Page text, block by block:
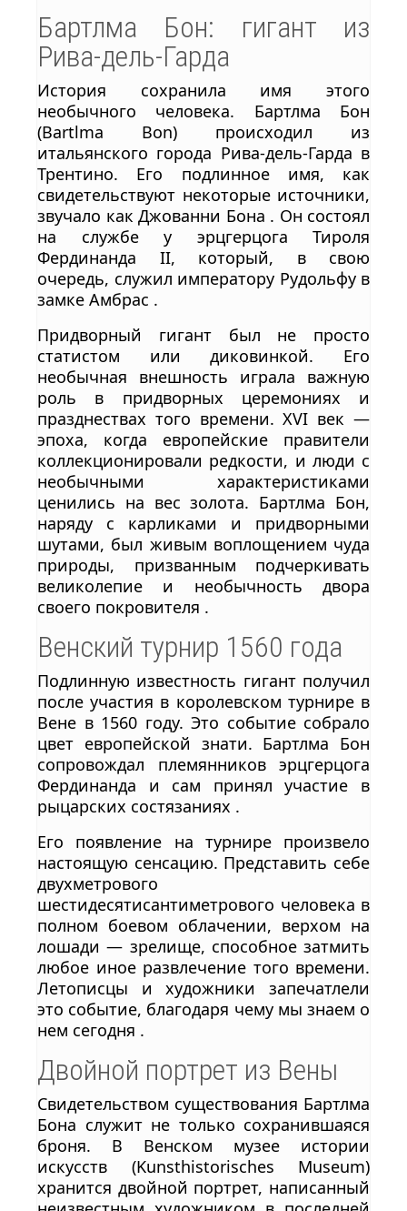
Бартлма Бон: гигант из
Рива-дель-Гарда
История сохранила имя этого
необычного человека. Бартлма Бон
(Bartlma Bon) происходил из
итальянского города Рива-дель-Гарда в
Трентино. Его подлинное имя, как
свидетельствуют некоторые источники,
звучало как Джованни Бона . Он состоял
на службе у эрцгерцога Тироля
Фердинанда II, который, в свою
очередь, служил императору Рудольфу в
замке Амбрас .
Придворный гигант был не просто
статистом или диковинкой. Его
необычная внешность играла важную
роль в придворных церемониях и
празднествах того времени. XVI век —
эпоха, когда европейские правители
коллекционировали редкости, и люди с
необычными характеристиками
ценились на вес золота. Бартлма Бон,
наряду с карликами и придворными
шутами, был живым воплощением чуда
природы, призванным подчеркивать
великолепие и необычность двора
своего покровителя .
Венский турнир 1560 года
Подлинную известность гигант получил
после участия в королевском турнире в
Вене в 1560 году. Это событие собрало
цвет европейской знати. Бартлма Бон
сопровождал племянников эрцгерцога
Фердинанда и сам принял участие в
рыцарских состязаниях .
Его появление на турнире произвело
настоящую сенсацию. Представить себе
двухметрового
шестидесятисантиметрового человека в
полном боевом облачении, верхом на
лошади — зрелище, способное затмить
любое иное развлечение того времени.
Летописцы и художники запечатлели
это событие, благодаря чему мы знаем о
нем сегодня .
Двойной портрет из Вены
Свидетельством существования Бартлма
Бона служит не только сохранившаяся
броня. В Венском музее истории
искусств (Kunsthistorisches Museum)
хранится двойной портрет, написанный